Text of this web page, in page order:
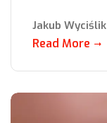
Jakub Wyciślik
Read More